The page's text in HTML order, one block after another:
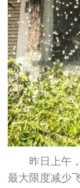
昨日上午
最大限度减少